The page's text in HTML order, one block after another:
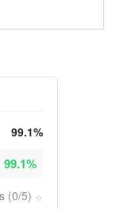
99.1%
99.1%
(0/5) ⭐